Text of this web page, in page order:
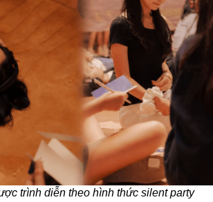
trình diễn theo hình thức silent party